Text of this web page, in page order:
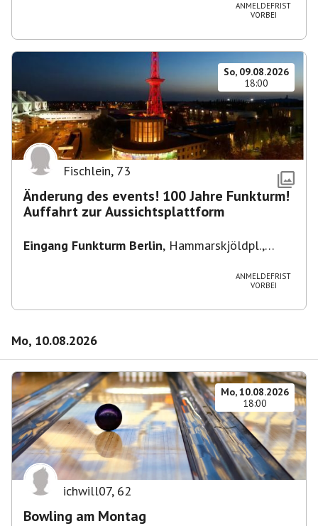
ANMELDEFRIST
VORBEI
So, 09.08.2026
18:00
Fischlein, 73
Änderung des events! 100 Jahre Funkturm!
Auffahrt zur Aussichtsplattform
Eingang Funkturm Berlin, Hammarskjöldpl.,
ANMELDEFRIST
VORBEI
Mo, 10.08.2026
Mo, 10.08.2026
18:00
ichwill07, 62
Bowling am Montag